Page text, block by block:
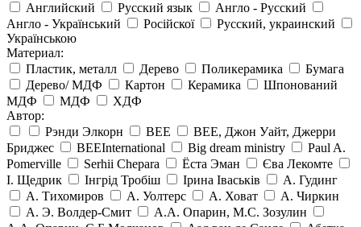
Английский
Русский язык
Англо - Русский
Англо - Український
Російскої
Русский, украинский
Українською
Материал:
Пластик, металл
Дерево Поликерамика
Бумага
Дерево/ МДФ
Картон Керамика
Шпонований
МДФ
МДФ
ХДФ
Автор:
Рэнди Элкорн
BEE
BEE, Джон Уайт, Джерри
Бриджес
BEEInternational Big dream ministry
Paul A.
Pomerville
Serhii Chepara Ёста Эман
Єва Лекомте
І. Щедрик
Інгрід Тробіш Ірина Іваськів
А. Гудинг
А. Тихомиров
А. Уолтерс А. Ховат
А. Чиркин
А. Э. Волдер-Смит
А.А. Опарин, М.С. Зозулин